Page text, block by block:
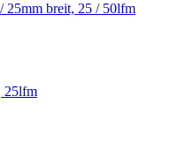
25mm breit, 25 / 50lfm
25lfm